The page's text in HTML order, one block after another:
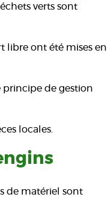
verts sont
libre ont été mises en
principe de gestion
locales.
de matériel sont